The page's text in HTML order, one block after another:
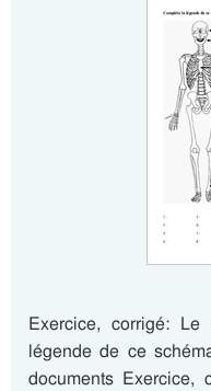
Exercice, corrigé:
légende de ce
documents Exercice,